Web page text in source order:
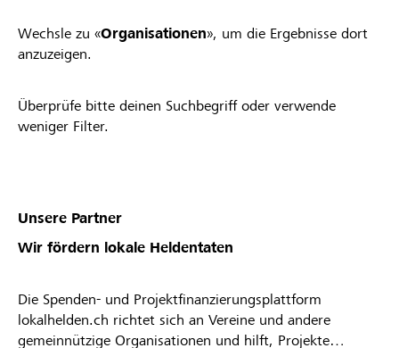
Wechsle zu «Organisationen», um die Ergebnisse dort
anzuzeigen.
Überprüfe bitte deinen Suchbegriff oder verwende
weniger Filter.
Unsere Partner
Wir fördern lokale Heldentaten
Die Spenden- und Projektfinanzierungsplattform
lokalhelden.ch richtet sich an Vereine und andere
gemeinnützige Organisationen und hilft, Projekte